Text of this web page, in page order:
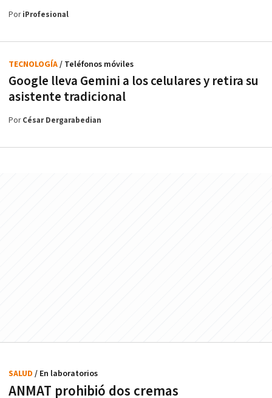
PoriProfesional
Google lleva Gemini a los celulares y retira su
asistente tradicional
TECNOLOGÍA/ Teléfonos móviles
PorCésar Dergarabedian
ANMAT prohibió dos cremas
SALUD / En laboratorios